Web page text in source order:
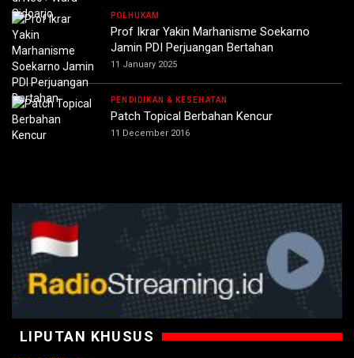
POLHUKAM
Prof Ikrar Yakin Marhanisme Soekarno
Jamin PDI Perjuangan Bertahan
11 January 2025
PENDIDIKAN & KESEHATAN
Patch Topical Berbahan Kencur
11 December 2016
LIPUTAN KHUSUS